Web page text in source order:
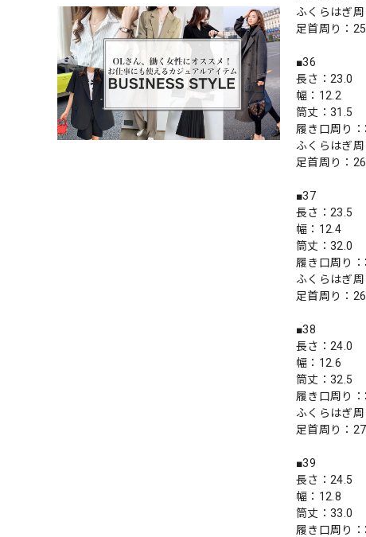
ふくらはぎ
足首周り：
■36
長さ：23.0
幅：12.2
筒丈：31.5
履き口周り
ふくらはぎ
足首周り：
■37
長さ：23.5
幅：12.4
筒丈：32.0
履き口周り
ふくらはぎ
足首周り：
■38
長さ：24.0
幅：12.6
筒丈：32.5
履き口周り
ふくらはぎ
足首周り：
■39
長さ：24.5
幅：12.8
筒丈：33.0
履き口周り